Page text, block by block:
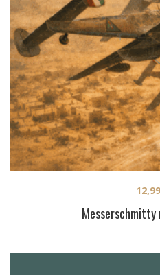
Messerschmitty
12,99